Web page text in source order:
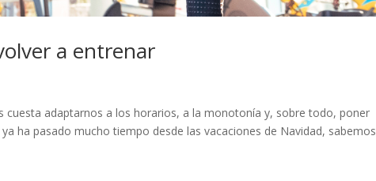
a entrenar
cuesta adaptarnos a los horarios, a la monotonía y, sobre todo, poner
ha pasado mucho tiempo desde las vacaciones de Navidad, sabemos